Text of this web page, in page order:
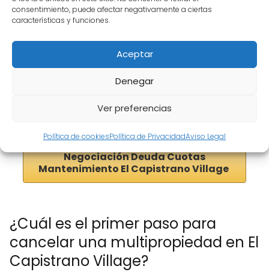
consentimiento, puede afectar negativamente a ciertas
características y funciones.
Aceptar
Denegar
Ver preferencias
Política de cookiesPolítica de PrivacidadAviso Legal
Negociación Cuotas de El Capistrano
Negociación Deuda Cuotas
Mantenimiento El Capistrano Village
¿Cuál es el primer paso para
cancelar una multipropiedad en El
Capistrano Village?